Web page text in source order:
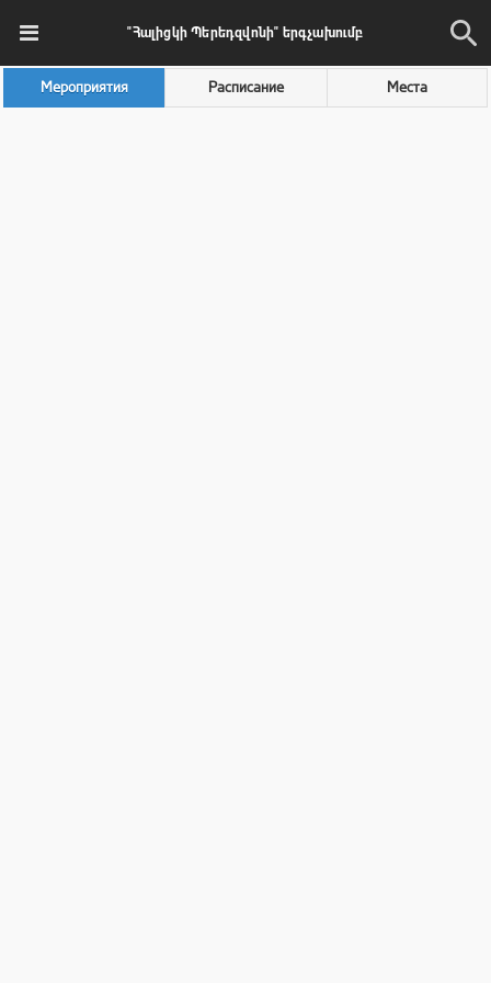
"Հալիցկի Պերեդզվոնի" երգչախումբ
Мероприятия Расписание Места